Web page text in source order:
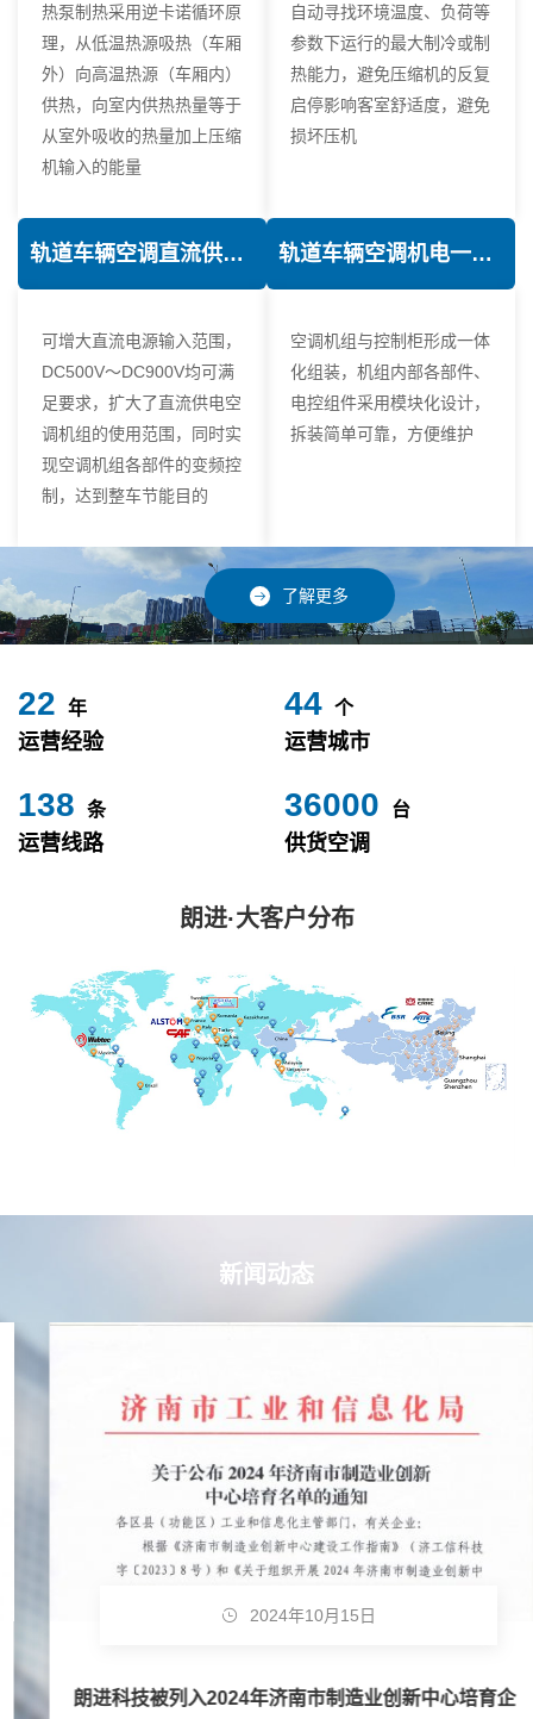
热泵制热采用逆卡诺循环原
理，从低温热源吸热（车厢
外）向高温热源（车厢内）
供热，向室内供热热量等于
从室外吸收的热量加上压缩
机输入的能量
自动寻找环境温度、负荷等
参数下运行的最大制冷或制
热能力，避免压缩机的反复
启停影响客室舒适度，避免
损坏压机
轨道车辆空调直流供电技术
可增大直流电源输入范围，
DC500V～DC900V均可满
足要求，扩大了直流供电空
调机组的使用范围，同时实
现空调机组各部件的变频控
制，达到整车节能目的
轨道车辆空调机电一体化技术
空调机组与控制柜形成一体
化组装，机组内部各部件、
电控组件采用模块化设计，
拆装简单可靠，方便维护
了解更多
24 年
运营经验
49 个
运营城市
153 条
运营线路
40000 台
供货空调
朗进·大客户分布
新闻动态
2024年10月15日
朗进科技被列入2024年济南市制造业创新中心培育企